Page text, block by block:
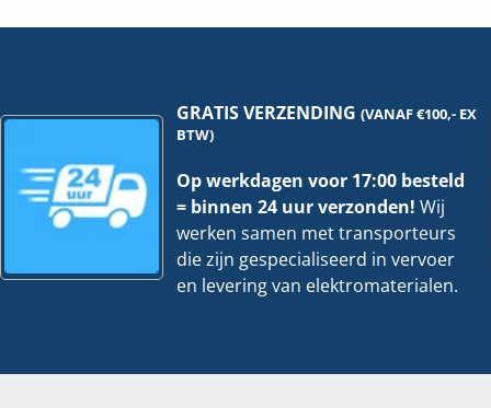
GRATIS VERZENDING(VANAF €100,- EX
BTW)
Op werkdagen voor 17:00 besteld
= binnen 24 uur verzonden! Wij
werken samen met transporteurs
die zijn gespecialiseerd in vervoer
en levering van elektromaterialen.